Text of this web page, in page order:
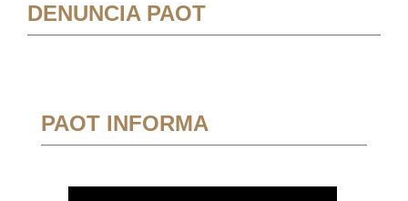
DENUNCIA PAOT
PAOT INFORMA